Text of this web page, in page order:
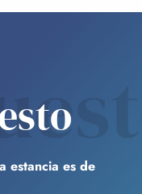
estancia es de